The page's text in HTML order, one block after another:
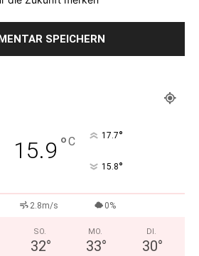
15.9 °C 17.7°
15.8°
2.8m/s 0%
SO.
32°
MO.
33°
DI.
30°